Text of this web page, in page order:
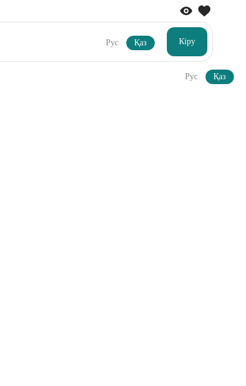
Рус Қаз Кіру
Рус Қаз